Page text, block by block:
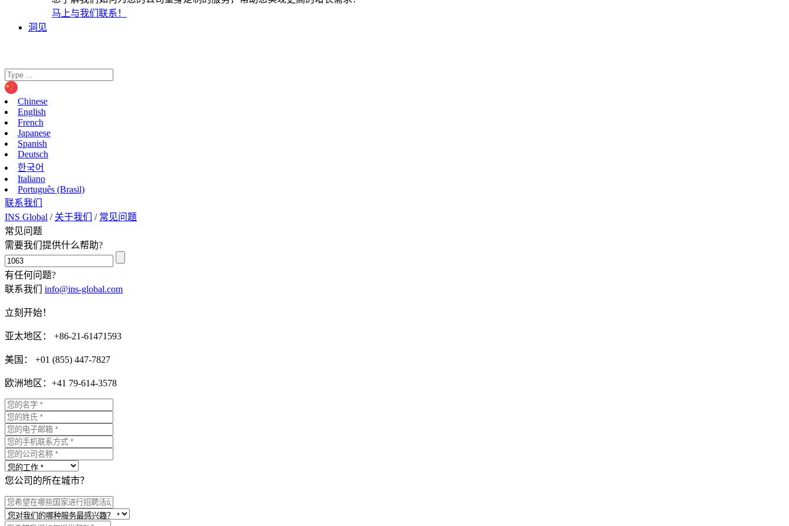
马上与我们联系！
洞见
Chinese
English
French
Japanese
Spanish
Deutsch
한국어
Italiano
Português (Brasil)
联系我们
INS Global / 关于我们 / 常见问题
常见问题
需要我们提供什么帮助?
有任何问题?
联系我们 info@ins-global.com
立刻开始！
亚太地区： +86-21-61471593
美国： +01 (855) 447-7827
欧洲地区：+41 79-614-3578
您公司的所在城市？